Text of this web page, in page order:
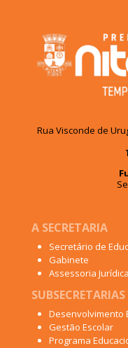
Rua Visconde de
A SECRETARIA
Secretário de
Gabinete
Assessoria Jurídica
SUBSECRETARIAS
Desenvolvimento
Gestão Escolar
Programa